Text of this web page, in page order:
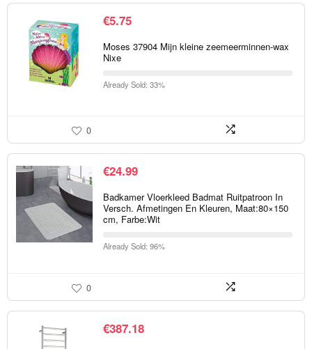
€5.75
Moses 37904 Mijn kleine zeemeerminnen-wax
Nixe
Already Sold: 33%
0
€24.99
Badkamer Vloerkleed Badmat Ruitpatroon In
Versch. Afmetingen En Kleuren, Maat:80×150
cm, Farbe:Wit
Already Sold: 96%
0
€387.18